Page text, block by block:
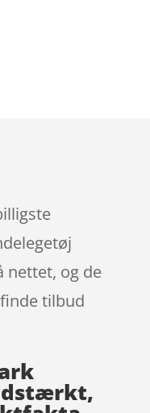
nettet, og de
tilbud